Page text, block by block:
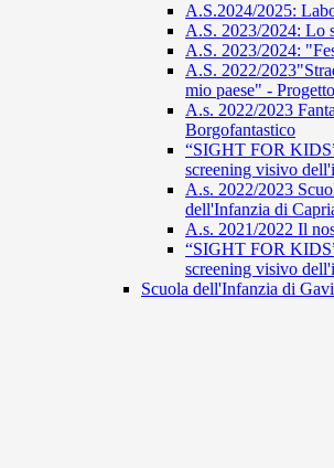
A.S.2024/2025:
A.S. 2023/2024: Lo
A.S. 2023/2024:
A.S. 2022/
mio paese" -
A.s. 2022/2023
Borgofantastico
“SIGHT FOR
screening visivo
A.s. 2022/2023
dell'Infanzia di
A.s. 2021/2022 Il
“SIGHT FOR
screening visivo
Scuola dell'Infanzia di Gavi